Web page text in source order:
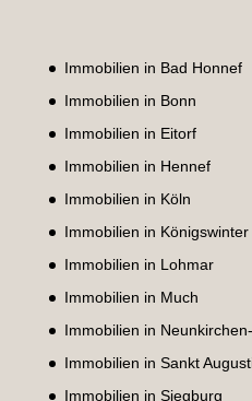
Immobilien in Bad Honnef
Immobilien in Bonn
Immobilien in Eitorf
Immobilien in Hennef
Immobilien in Köln
Immobilien in Königswinter
Immobilien in Lohmar
Immobilien in Much
Immobilien in
Immobilien in Sankt
Immobilien in Siegburg